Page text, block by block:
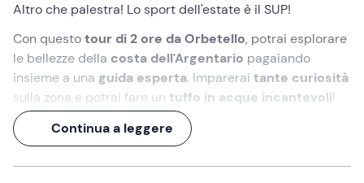
Altro che palestra! Lo sport dell'estate è il SUP!
Con questotour di 2 ore da Orbetello, potrai esplorare
le bellezze della costa dell'Argentario pagaiando
insieme a una guida esperta. Imparerai tante curiosità
sulla zona e potrai fare un tuffo in acque incantevoli!
Che aspetti?! L'avventura chiama!
Continua a leggere